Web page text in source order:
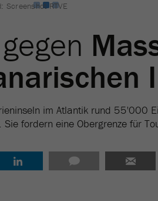
Screenshot RTVE
gegen
im Atlantik rund 55'000
fordern eine Obergrenze für